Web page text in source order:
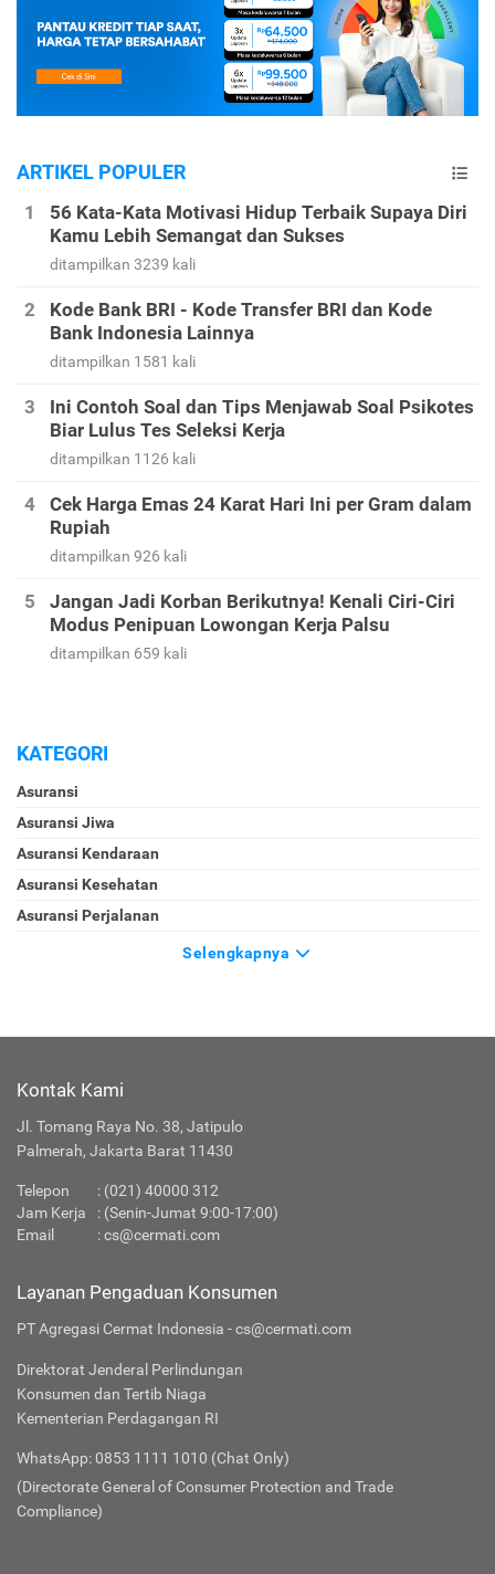
ARTIKEL POPULER
56 Kata-Kata Motivasi Hidup Terbaik Supaya Diri
Kamu Lebih Semangat dan Sukses
ditampilkan 3239 kali
Kode Bank BRI - Kode Transfer BRI dan Kode
Bank Indonesia Lainnya
ditampilkan 1581 kali
Ini Contoh Soal dan Tips Menjawab Soal Psikotes
Biar Lulus Tes Seleksi Kerja
ditampilkan 1126 kali
Cek Harga Emas 24 Karat Hari Ini per Gram dalam
Rupiah
ditampilkan 926 kali
Jangan Jadi Korban Berikutnya! Kenali Ciri-Ciri
Modus Penipuan Lowongan Kerja Palsu
ditampilkan 659 kali
KATEGORI
Asuransi
Asuransi Jiwa
Asuransi Kendaraan
Asuransi Kesehatan
Asuransi Perjalanan
Selengkapnya
Kontak Kami
Jl. Tomang Raya No. 38, Jatipulo
Palmerah, Jakarta Barat 11430
Telepon : (021) 40000 312
Jam Kerja
: (Senin-Jumat 9:00-17:00)
Email
:cs@cermati.com
Layanan Pengaduan Konsumen
PT Agregasi Cermat Indonesia - cs@cermati.com
Direktorat Jenderal Perlindungan
Konsumen dan Tertib Niaga
Kementerian Perdagangan RI
WhatsApp: 0853 1111 1010 (Chat Only)
(Directorate General of Consumer Protection and Trade
Compliance)